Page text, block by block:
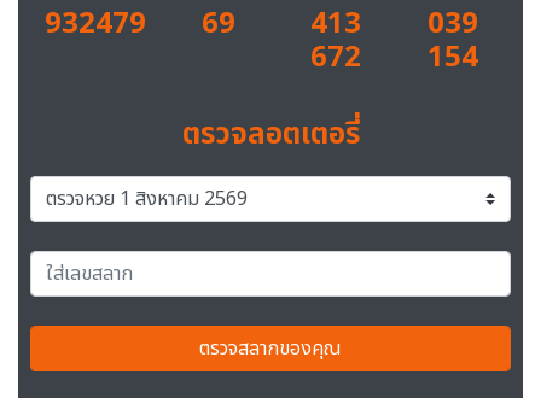
932479 69 413
672
039
154
ตรวจลอตเตอรี่
ตรวจสลากของคุณ